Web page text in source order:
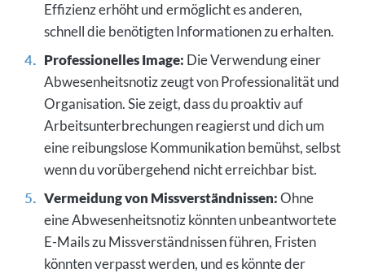
Effizienz erhöht und ermöglicht es anderen,
schnell die benötigten Informationen zu erhalten.
Professionelles Image: Die Verwendung einer
Abwesenheitsnotiz zeugt von Professionalität und
Organisation. Sie zeigt, dass du proaktiv auf
Arbeitsunterbrechungen reagierst und dich um
eine reibungslose Kommunikation bemühst, selbst
wenn du vorübergehend nicht erreichbar bist.
Vermeidung von Missverständnissen:Ohne
eine Abwesenheitsnotiz könnten unbeantwortete
E-Mails zu Missverständnissen führen, Fristen
könnten verpasst werden, und es könnte der